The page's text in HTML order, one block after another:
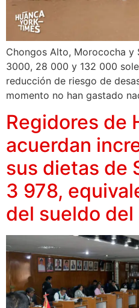
Chongos Alto, Morococha y
3000, 28 000 y 132 000
reducción de riesgo de
momento no han gastado
Regidores de
acuerdan
sus dietas de
3 978,
del sueldo del